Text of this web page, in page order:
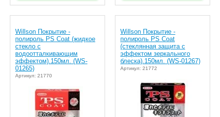
Willson Покрытие -
полироль PS Coat (жидкое
стекло с
водоотталкивающим
эффектом).150мл. (WS-
01265)
Артикул: 21770
Willson Покрытие -
полироль PS Coat
(стеклянная защита с
эффектом зеркального
блеска).150мл. (WS-01267)
Артикул: 21772